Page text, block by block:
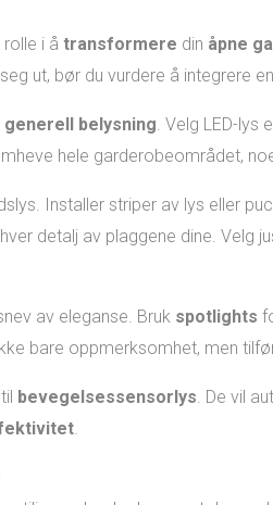
i å transformere din åpne
ut, bør du vurdere å integrere
generell belysning. Velg LED-lys
hele garderobeområdet,
Installer striper av lys eller
detalj av plaggene dine.
av eleganse. Bruk spotlights
bare oppmerksomhet, men
bevegelsessensorlys. De vil
.